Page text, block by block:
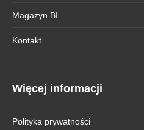
Magazyn BI
Kontakt
Więcej informacji
Polityka prywatności